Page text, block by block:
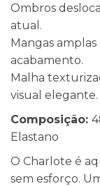
Ombros
atual.
Mangas
acabamento.
Malha
visual elegante.
Composição:
Elastano
O Charlote é
sem esforço.